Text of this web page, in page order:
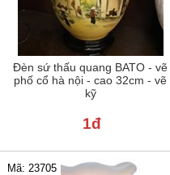
Đèn sứ thấu quang BATO - vẽ
phố cổ hà nội - cao 32cm - vẽ
kỹ
1đ
Mã: 23705